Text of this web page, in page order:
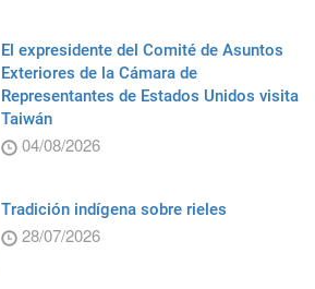
El expresidente del Comité de Asuntos
Exteriores de la Cámara de
Representantes de Estados Unidos visita
Taiwán
04/08/2026
Tradición indígena sobre rieles
28/07/2026